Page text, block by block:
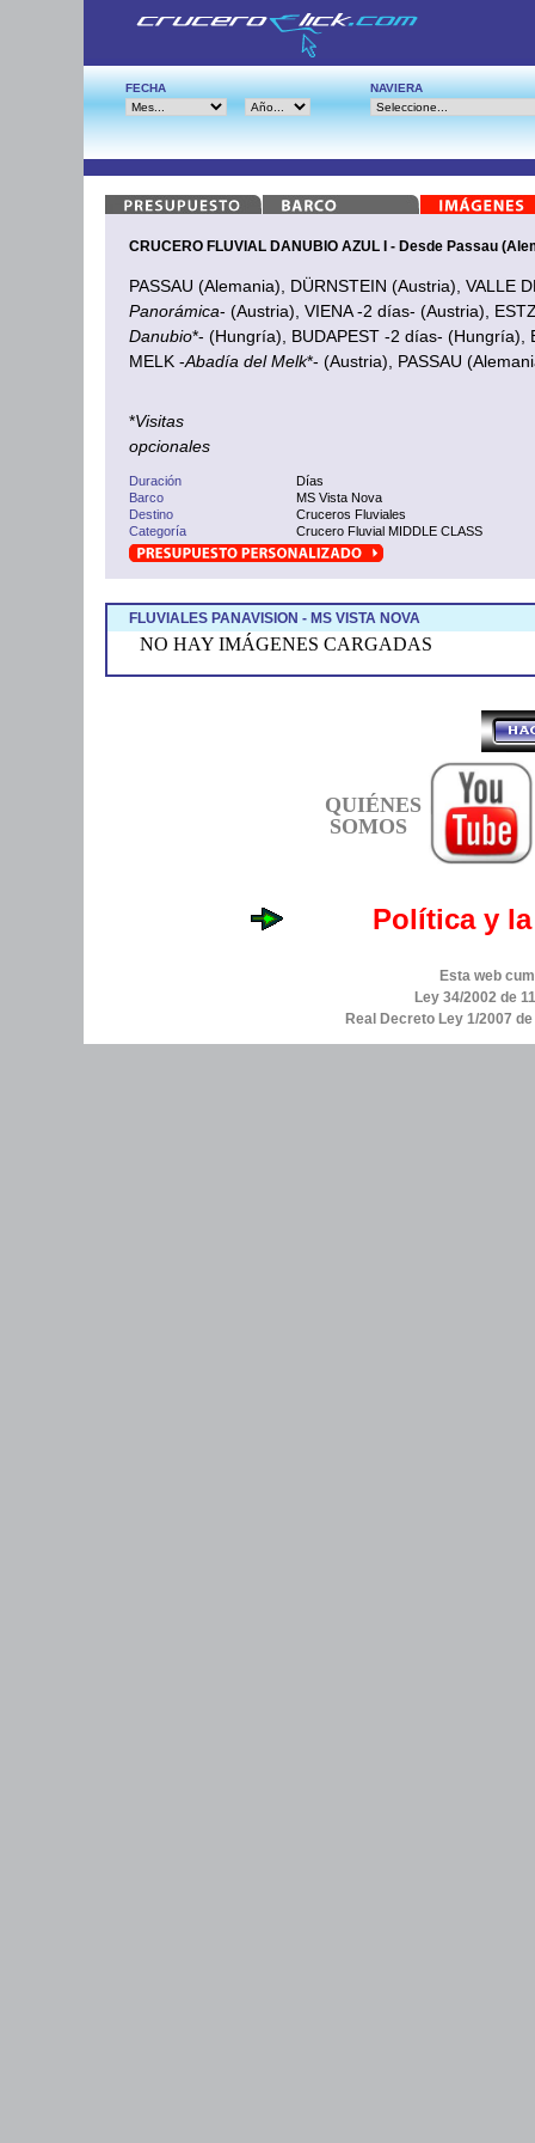
FECHA NAVIERA
CRUCERO FLUVIAL DANUBIO AZUL I - Desde Passau
PASSAU (Alemania), DÜRNSTEIN (Austria), VALLE
Panorámica- (Austria), VIENA -2 días- (Austria),
Danubio*- (Hungría), BUDAPEST -2 días- (Hungría),
MELK -Abadía del Melk*- (Austria), PASSAU
*Visitas
opcionales
Duración
Días
Barco
MS Vista Nova
Destino
Cruceros Fluviales
Categoría
Crucero Fluvial MIDDLE CLASS
FLUVIALES PANAVISION - MS VISTA NOVA
NO HAY IMÁGENES CARGADAS
QUIÉNES
SOMOS
Política y
Esta web
Ley 34/2002 de
Real Decreto Ley 1/2007